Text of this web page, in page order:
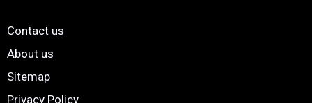
Contact us
About us
Sitemap
Privacy Policy